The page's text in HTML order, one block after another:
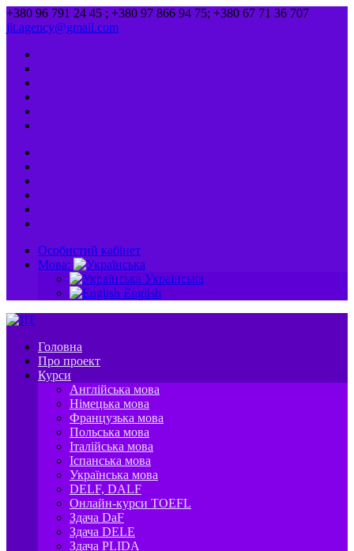
+380 96 791 24 45 ; +380 97 866 94 75; +380 67 71 36 707
jit.agency@gmail.com
Особистий кабінет
Мова:
Українська
English
Головна
Про проект
Курси
Англійська мова
Німецька мова
Французька мова
Польська мова
Італійська мова
Іспанська мова
Українська мова
DELF, DALF
Онлайн-курси TOEFL
Здача DaF
Здача DELE
Здача PLIDA